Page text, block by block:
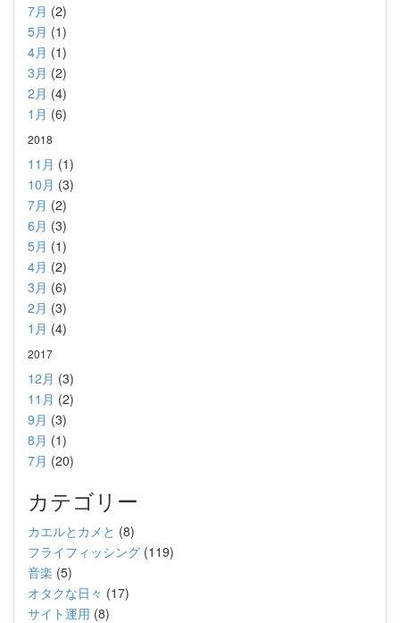
7月 (2)
5月 (1)
4月 (1)
3月 (2)
2月 (4)
1月 (6)
2018
11月 (1)
10月 (3)
7月 (2)
6月 (3)
5月 (1)
4月 (2)
3月 (6)
2月 (3)
1月 (4)
2017
12月 (3)
11月 (2)
9月 (3)
8月 (1)
7月 (20)
カテゴリー
カエルとカメと (8)
フライフィッシング (119)
音楽 (5)
オタクな日々 (17)
サイト運用 (8)